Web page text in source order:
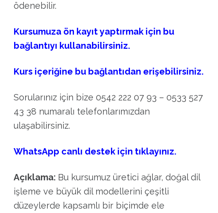
ödenebilir.
Kursumuza ön kayıt yaptırmak için bu
bağlantıyı kullanabilirsiniz.
Kurs içeriğine bu bağlantıdan erişebilirsiniz.
Sorularınız için bize 0542 222 07 93 – 0533 527
43 38 numaralı telefonlarımızdan
ulaşabilirsiniz.
WhatsApp canlı destek için tıklayınız.
Açıklama: Bu kursumuz üretici ağlar, doğal dil
işleme ve büyük dil modellerini çeşitli
düzeylerde kapsamlı bir biçimde ele